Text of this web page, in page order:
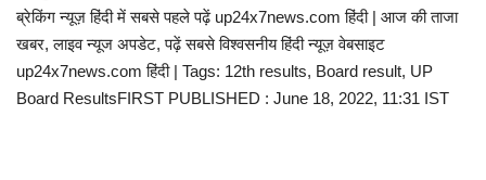
ब्रेकिंग न्यूज़ हिंदी में सबसे पहले पढ़ें up24x7news.com हिंदी | आज की ताजा
खबर, लाइव न्यूज अपडेट, पढ़ें सबसे विश्वसनीय हिंदी न्यूज़ वेबसाइट
up24x7news.com हिंदी | Tags: 12th results, Board result, UP
Board ResultsFIRST PUBLISHED : June 18, 2022, 11:31 IST